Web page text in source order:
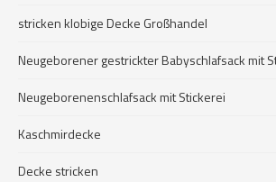
stricken klobige Decke Großhandel
Neugeborener gestrickter Babyschlafsack mit
Neugeborenenschlafsack mit Stickerei
Kaschmirdecke
Decke stricken